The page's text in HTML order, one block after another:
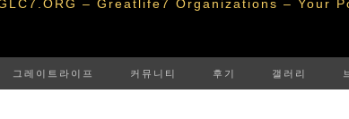
GLC7.ORG – Greatlife7 Organizations – Your
그레이트라이프 커뮤니티 후기 갤러리